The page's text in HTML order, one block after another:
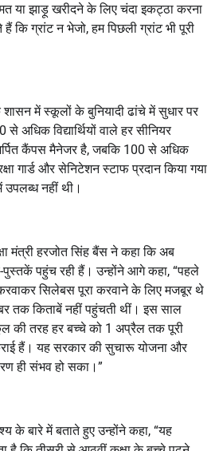
या झाड़ू खरीदने के लिए चंदा इकट्ठा करना
ग्रांट न भेजो, हम पिछली ग्रांट भी पूरी
में स्कूलों के बुनियादी ढांचे में सुधार पर
अधिक विद्यार्थियों वाले हर सीनियर
कैंपस मैनेजर है, जबकि 100 से अधिक
गार्ड और सेनिटेशन स्टाफ प्रदान किया गया
नहीं थी।
मंत्री हरजोत सिंह बैंस ने कहा कि अब
पुस्तकें पहुंच रही हैं। उन्होंने आगे कहा, “पहले
करवाकर सिलेबस पूरा करवाने के लिए मजबूर थे
तक किताबें नहीं पहुंचती थीं। इस साल
की तरह हर बच्चे को 1 अप्रैल तक पूरी
हैं। यह सरकार की सुचारू योजना और
ही संभव हो सका।”
के बारे में बताते हुए उन्होंने कहा, “यह